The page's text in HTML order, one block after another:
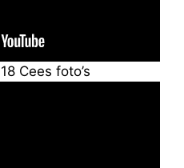
Cees foto’s